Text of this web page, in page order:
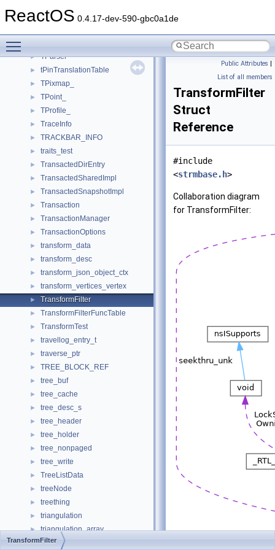
ReactOS 0.4.17-dev-590-gbc0a1de
► TOPOLOGY
► TParser
► tPinTranslationTable
► TPixmap_
► TPoint_
► TProfile_
► TraceInfo
► TRACKBAR_INFO
► traits_test
► TransactedDirEntry
► TransactedSharedImpl
► TransactedSnapshotImpl
► Transaction
► TransactionManager
► TransactionOptions
► transform_data
► transform_desc
► transform_json_object_ctx
► transform_vertices_vertex
► TransformFilter
► TransformFilterFuncTable
► TransformTest
► travellog_entry_t
► traverse_ptr
► TREE_BLOCK_REF
► tree_buf
► tree_cache
► tree_desc_s
► tree_header
► tree_holder
► tree_nonpaged
► tree_write
► TreeListData
► treeNode
► treething
► triangulation
► triangulation_array
► Trimline
Public Attributes |
List of all members
TransformFilter
Struct
Reference
#include
<strmbase.h>
Collaboration diagram
for TransformFilter:
TransformFilter